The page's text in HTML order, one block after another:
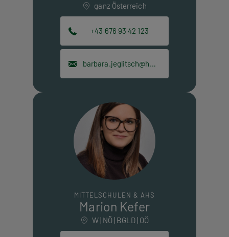
ganz Österreich
+43 676 93 42 123
barbara.jeglitsch@hpt.at
MITTELSCHULEN & AHS
Marion Kefer
W | NÖ | BGLD | OÖ